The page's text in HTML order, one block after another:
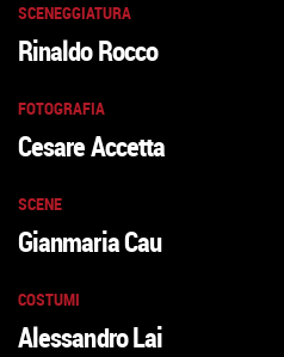
SCENEGGIATURA
Rinaldo Rocco
FOTOGRAFIA
Cesare Accetta
SCENE
Gianmaria Cau
COSTUMI
Alessandro Lai